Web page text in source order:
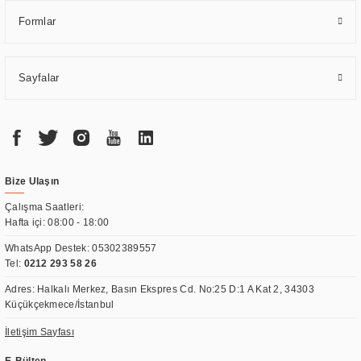
Formlar
Sayfalar
Bize Ulaşın
Çalışma Saatleri:
Hafta içi: 08:00 - 18:00
WhatsApp Destek:05302389557
Tel: 0212 293 58 26
Adres: Halkalı Merkez, Basın Ekspres Cd. No:25 D:1 A Kat 2, 34303
Küçükçekmece/İstanbul
İletişim Sayfası